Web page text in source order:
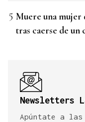
Muere una mujer
tras caerse de un
Newsletters
Apúntate a